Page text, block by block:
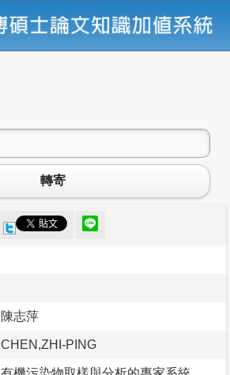
轉寄
陳志萍
CHEN,ZHI-PING